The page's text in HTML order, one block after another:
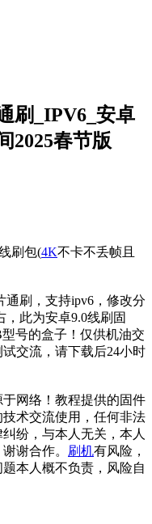
刷_IPV6_安卓
2025春节版
刷包(4K不卡不丢帧且
通刷，支持ipv6，修改分
，此为安卓9.0线刷固
号的盒子！仅供机油交
交流，请下载后24小时
网络！教程提供的固件
术交流使用，任何非法
纷，与本人无关，本人
谢合作。 刷机有风险，
本人概不负责，风险自